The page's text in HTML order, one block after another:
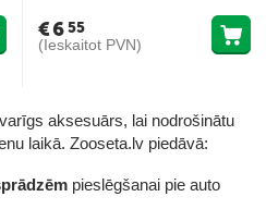
aksesuārs, lai nodrošinātu
laikā. Zooseta.lv piedāvā:
pieslēgšanai pie auto
€655
(Ieskaitot PVN)